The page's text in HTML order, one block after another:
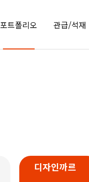
포트폴리오 관급/석재
디자인까르